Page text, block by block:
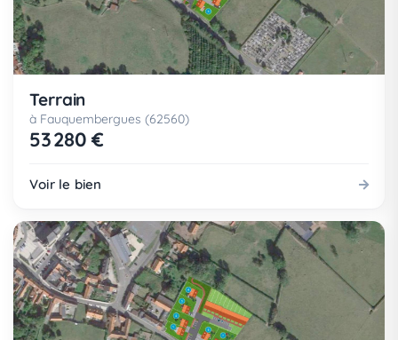
Terrain
à Fauquembergues (62560)
53 280 €
Voir le bien